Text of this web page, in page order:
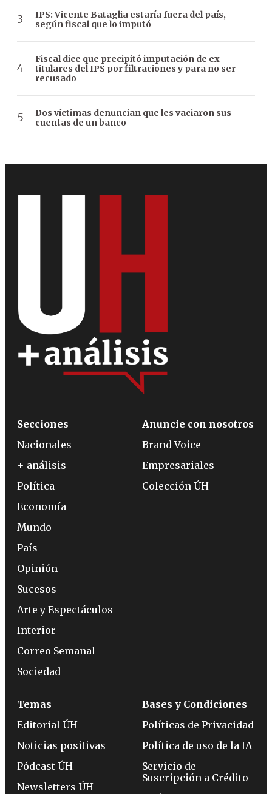
IPS: Vicente Bataglia estaría fuera del país,
según fiscal que lo imputó
Fiscal dice que precipitó imputación de ex
titulares del IPS por filtraciones y para no ser
recusado
Dos víctimas denuncian que les vaciaron sus
cuentas de un banco
Secciones
Nacionales
+ análisis
Política
Economía
Mundo
País
Opinión
Sucesos
Arte y Espectáculos
Interior
Correo Semanal
Sociedad
Anuncie con nosotros
Brand Voice
Empresariales
Colección ÚH
Temas
Editorial ÚH
Noticias positivas
Pódcast ÚH
Newsletters ÚH
Bases y Condiciones
Políticas de Privacidad
Política de uso de la IA
Servicio de
Suscripción a Crédito